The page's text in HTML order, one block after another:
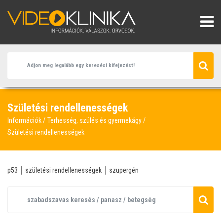
Születési rendellenességek
Információk
Terhesség, szülés és gyermekágy
Születési rendellenességek
p53 születési rendellenességek szupergén